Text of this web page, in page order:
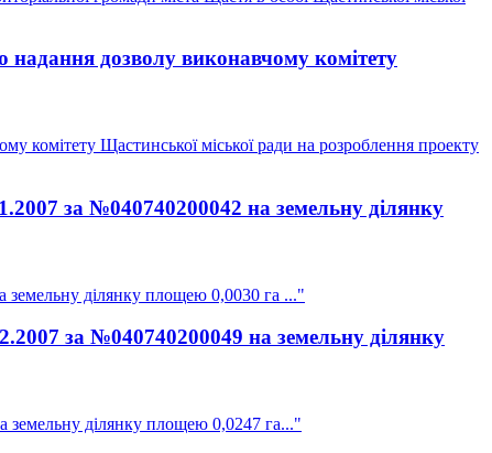
дозволу виконавчому комітету
комітету Щастинської міської ради на розроблення проекту
за №040740200042 на земельну ділянку
земельну ділянку площею 0,0030 га ..."
за №040740200049 на земельну ділянку
земельну ділянку площею 0,0247 га..."